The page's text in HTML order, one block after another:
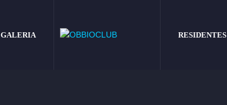
GALERIA RESIDENTES